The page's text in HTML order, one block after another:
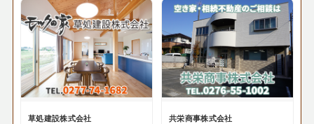
草処建設株式会社 共栄商事株式会社